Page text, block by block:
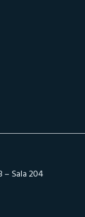
– Sala 204